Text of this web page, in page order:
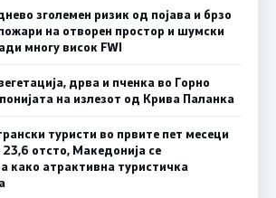
зголемен ризик од појава и брзо
на отворен простор и шумски
многу висок FWI
дрва и пченка во Горно
на излезот од Крива Паланка
туристи во првите пет месеци
23,6 отсто, Македонија се
како атрактивна туристичка